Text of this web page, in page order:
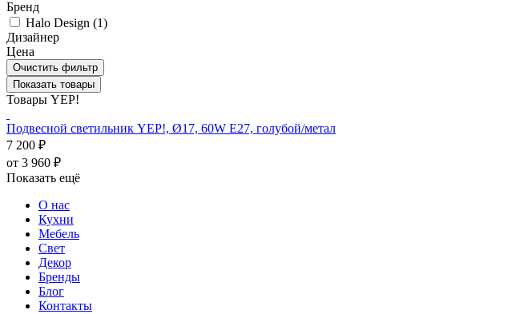
Бренд
Halo Design (1)
Дизайнер
Цена
Очистить фильтр
Показать товары
Товары YEP!
Подвесной светильник YEP!, Ø17, 60W E27, голубой/метал
7 200 ₽
от 3 960 ₽
Показать ещё
О нас
Кухни
Мебель
Свет
Декор
Бренды
Блог
Контакты